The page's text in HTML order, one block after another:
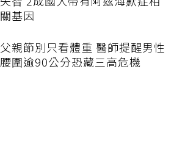
關基因
父親節別只看體重 醫師提醒男性
腰圍逾90公分恐藏三高危機